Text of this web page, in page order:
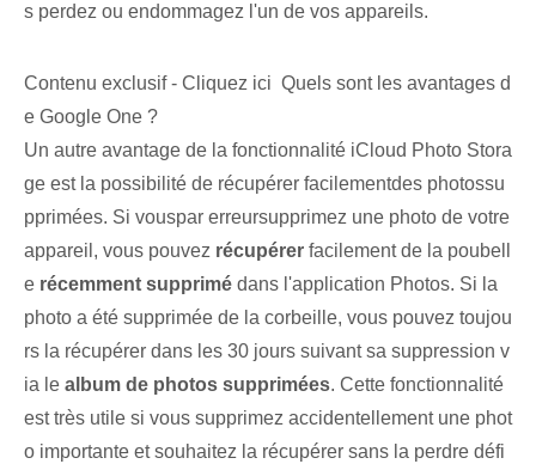
s perdez ou endommagez l'un de vos appareils.
Contenu exclusif - Cliquez ici Quels sont les avantages d
e Google One ?
Un autre ⁤avantage de la fonctionnalité iCloud Photo Stora
ge est ‌la possibilité de récupérer facilement⁤des photos⁤su
pprimées⁣. Si vous⁤par erreur⁤supprimez‌ une photo⁤ de⁤ votre
appareil, vous pouvez récupérer facilement de la poubell
e récemment supprimé⁢ dans l'application Photos. ⁢Si la
photo a été supprimée⁢ de la corbeille, vous pouvez toujou
rs⁤ la récupérer dans les ⁣30⁤ jours suivant sa suppression v
ia ⁤le album de photos supprimées. Cette fonctionnalité
est très utile si vous supprimez accidentellement une phot
o importante et souhaitez la récupérer sans la perdre défi